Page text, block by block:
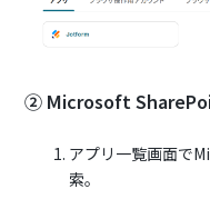
② Microsoft
アプリ一覧画面で
索。